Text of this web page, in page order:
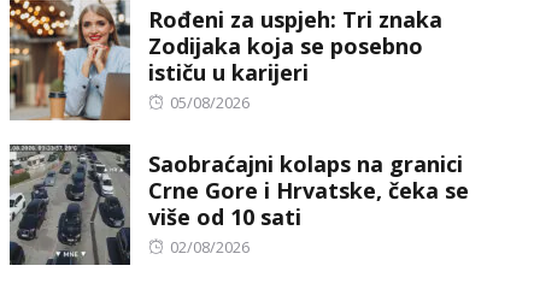
Rođeni za uspjeh: Tri znaka
Zodijaka koja se posebno
ističu u karijeri
Posted
05/08/2026
Saobraćajni kolaps na granici
Crne Gore i Hrvatske, čeka se
više od 10 sati
Posted
02/08/2026